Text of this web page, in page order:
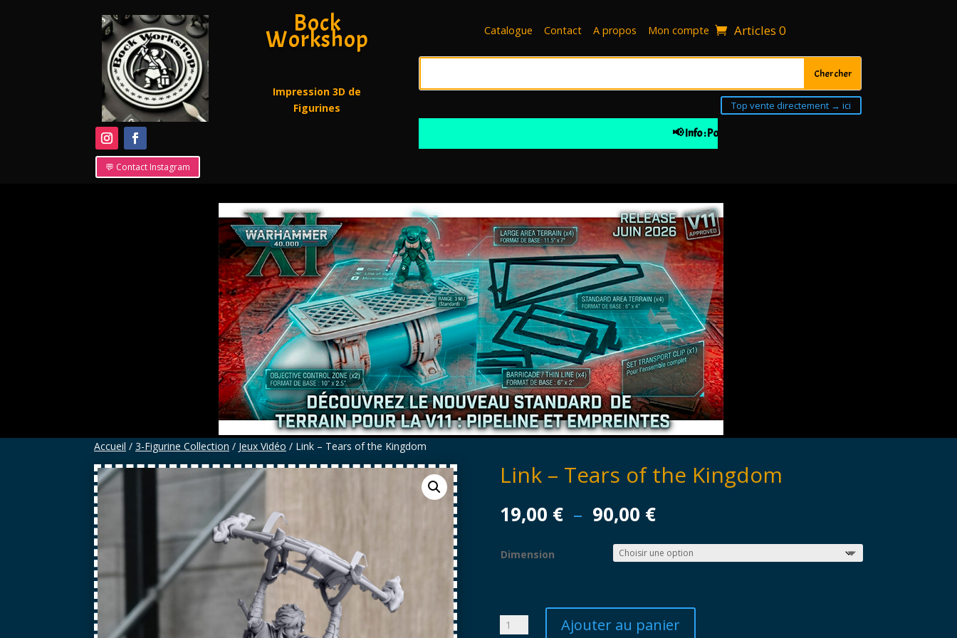
💬 Contact Instagram
Bock
Workshop
Impression 3D de
Figurines
Catalogue Contact A propos Mon compte Articles 0
Top vente directement → ici
📢 Info : Pour votre 1ière commande 10% de remise à partir de 30€
Accueil / 3-Figurine Collection / Jeux Vidéo / Link – Tears of the Kingdom
Link – Tears of the Kingdom
19,00 € – 90,00 €Plage
de
prix :
19,00 €
Dimension
quantité
Ajouter au panier